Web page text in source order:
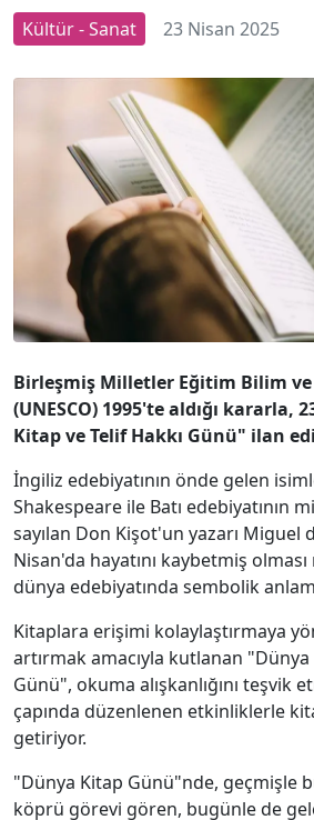
Kültür - Sanat 23 Nisan 2025
Birleşmiş Milletler Eğitim Bilim
(UNESCO) 1995'te aldığı kararla,
Kitap ve Telif Hakkı Günü" ilan
İngiliz edebiyatının önde gelen
Shakespeare ile Batı edebiyatının
sayılan Don Kişot'un yazarı Miguel
Nisan'da hayatını kaybetmiş
dünya edebiyatında sembolik
Kitaplara erişimi kolaylaştırmaya
artırmak amacıyla kutlanan "Dünya
Günü", okuma alışkanlığını teşvik
çapında düzenlenen etkinliklerle
getiriyor.
"Dünya Kitap Günü"nde, geçmişle
köprü görevi gören, bugünle de